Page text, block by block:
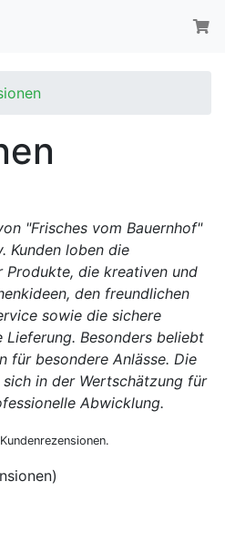
"Frisches vom Bauernhof"
Kunden loben die
die kreativen und
den freundlichen
sowie die sichere
Lieferung. Besonders beliebt
für besondere Anlässe. Die
in der Wertschätzung für
Abwicklung.